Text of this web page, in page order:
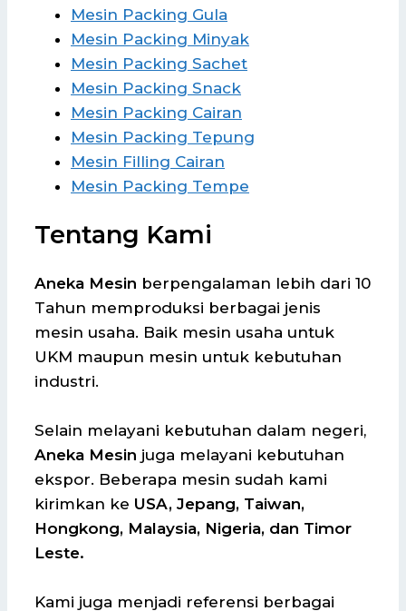
Mesin Packing Gula
Mesin Packing Minyak
Mesin Packing Sachet
Mesin Packing Snack
Mesin Packing Cairan
Mesin Packing Tepung
Mesin Filling Cairan
Mesin Packing Tempe
Tentang Kami
Aneka Mesin berpengalaman lebih dari 10
Tahun memproduksi berbagai jenis
mesin usaha. Baik mesin usaha untuk
UKM maupun mesin untuk kebutuhan
industri.
Selain melayani kebutuhan dalam negeri,
Aneka Mesin juga melayani kebutuhan
ekspor. Beberapa mesin sudah kami
kirimkan ke USA, Jepang, Taiwan,
Hongkong, Malaysia, Nigeria, dan Timor
Leste.
Kami juga menjadi referensi berbagai